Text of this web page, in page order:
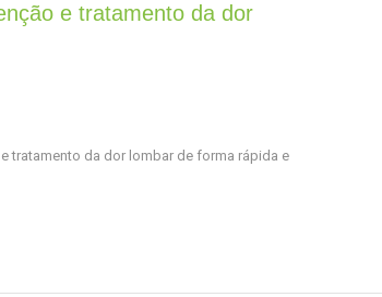
e tratamento da dor
tratamento da dor lombar de forma rápida e